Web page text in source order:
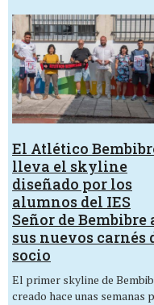
El Atlético
lleva el skyline
diseñado por los
alumnos del IES
Señor de Bembibre
sus nuevos carnés
socio
El primer skyline de
creado hace unas semanas